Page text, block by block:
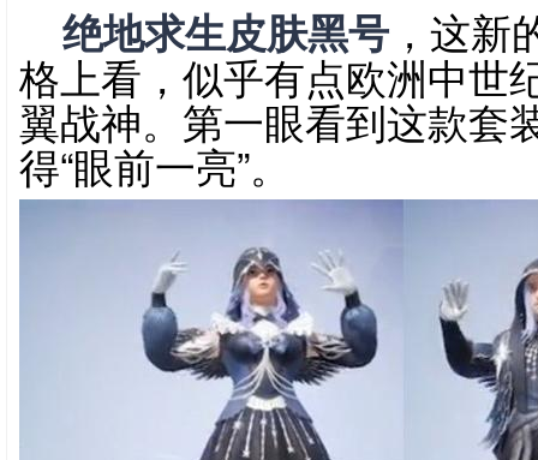
绝地求生皮肤黑号 ，这
格上看，似乎有点欧洲中世
翼战神。第一眼看到这款套
得“眼前一亮”。